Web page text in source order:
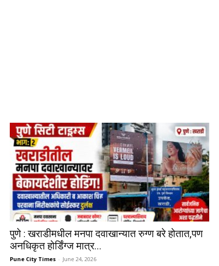
पुणे : खराडीमधील मनपा दवाखान्यात रुग्ण बरे होतात,पण
अनधिकृत होर्डिंग्ज मात्र...
Pune City Times - June 24, 2026